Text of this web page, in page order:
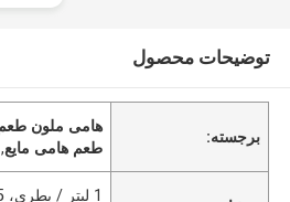
توضیحات محصول
برجسته:
هامی ملون
طعم هامی مایع